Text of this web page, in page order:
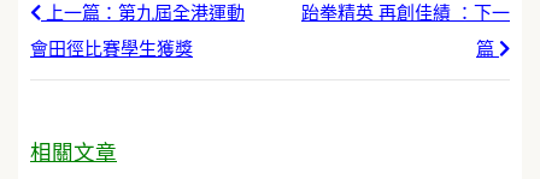
上一篇：第九屆全港運動
會田徑比賽學生獲獎
跆拳精英 再創佳績 ：下一
篇
相關文章